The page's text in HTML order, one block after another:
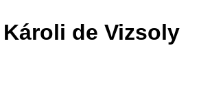
de Vizsoly